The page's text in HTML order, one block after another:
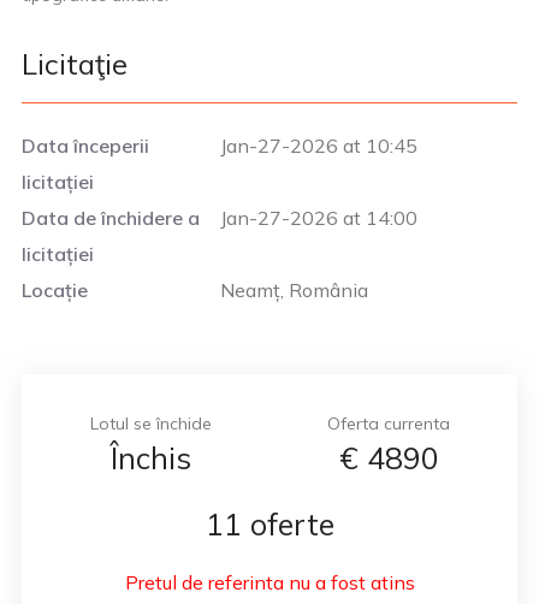
Licitaţie
Data începerii
licitației
Jan-27-2026 at 10:45
Data de închidere a
licitației
Jan-27-2026 at 14:00
Locație Neamț, România
Lotul se închide
Închis
Oferta currenta
€ 4890
11 oferte
Pretul de referinta nu a fost atins